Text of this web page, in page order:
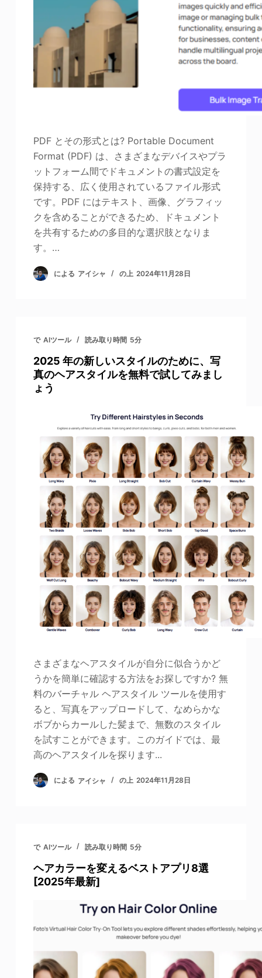
PDF とその形式とは? Portable Document
Format (PDF) は、さまざまなデバイスやプラ
ットフォーム間でドキュメントの書式設定を
保持する、広く使用されているファイル形式
です。PDF にはテキスト、画像、グラフィッ
クを含めることができるため、ドキュメント
を共有するための多目的な選択肢となりま
す。…
による アイシャ の上 2024年11月28日
で AIツール 読み取り時間 5分
2025 年の新しいスタイルのために、写
真のヘアスタイルを無料で試してみまし
ょう
さまざまなヘアスタイルが自分に似合うかど
うかを簡単に確認する方法をお探しですか? 無
料のバーチャル ヘアスタイル ツールを使用す
ると、写真をアップロードして、なめらかな
ボブからカールした髪まで、無数のスタイル
を試すことができます。このガイドでは、最
高のヘアスタイルを探ります...
による アイシャ の上 2024年11月28日
で AIツール 読み取り時間 5分
ヘアカラーを変えるベストアプリ8選
[2025年最新]